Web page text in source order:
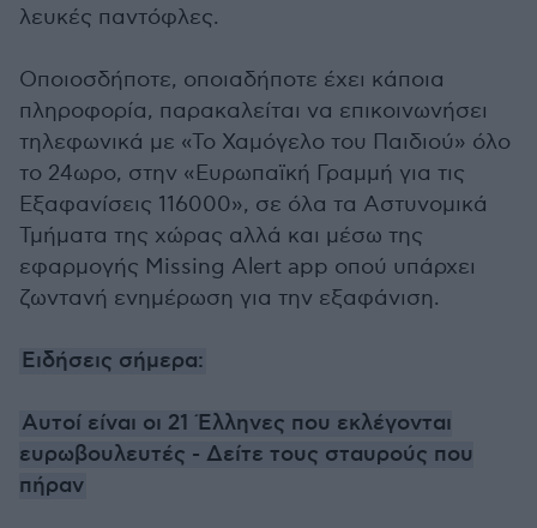
λευκές παντόφλες.
Οποιοσδήποτε, οποιαδήποτε έχει κάποια
πληροφορία, παρακαλείται να επικοινωνήσει
τηλεφωνικά με «Το Χαμόγελο του Παιδιού» όλο
το 24ωρο, στην «Ευρωπαϊκή Γραμμή για τις
Εξαφανίσεις 116000», σε όλα τα Αστυνομικά
Τμήματα της χώρας αλλά και μέσω της
εφαρμογής Missing Alert app οπού υπάρχει
ζωντανή ενημέρωση για την εξαφάνιση.
Ειδήσεις σήμερα:
Αυτοί είναι οι 21 Έλληνες που εκλέγονται
ευρωβουλευτές - Δείτε τους σταυρούς που
πήραν